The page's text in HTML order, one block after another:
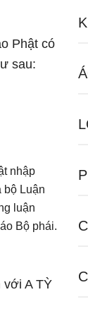
Phật có
sau:
nhập
bộ Luận
luận
Bộ phái.
với A TỲ